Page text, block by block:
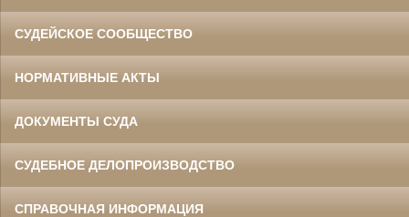
СУДЕЙСКОЕ СООБЩЕСТВО
НОРМАТИВНЫЕ АКТЫ
ДОКУМЕНТЫ СУДА
СУДЕБНОЕ ДЕЛОПРОИЗВОДСТВО
СПРАВОЧНАЯ ИНФОРМАЦИЯ